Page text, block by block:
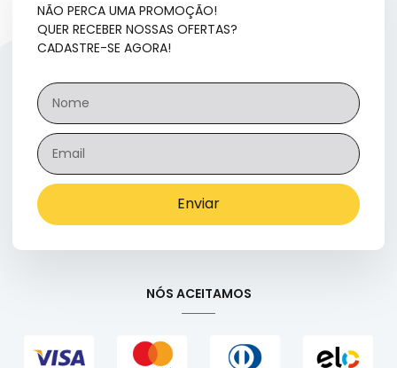
NÃO PERCA UMA PROMOÇÃO!
QUER RECEBER NOSSAS OFERTAS?
CADASTRE-SE AGORA!
Enviar
NÓS ACEITAMOS